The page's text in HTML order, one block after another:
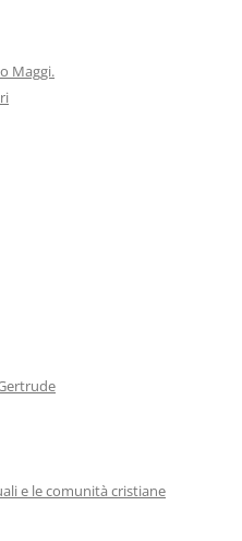
Maggi.
e le comunità cristiane